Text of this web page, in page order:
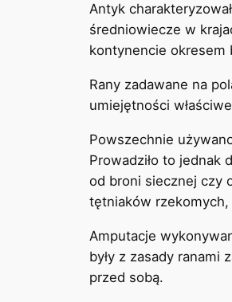
Antyk
średniowiecze w
kontynencie okresem
Rany zadawane na
umiejętności
Powszechnie
Prowadziło to jednak
od broni siecznej czy
tętniaków
Amputacje
były z zasady ranami
przed sobą.